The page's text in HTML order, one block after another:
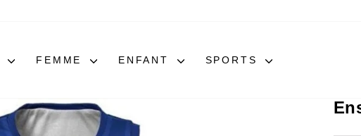
FEMME ENFANT SPORTS